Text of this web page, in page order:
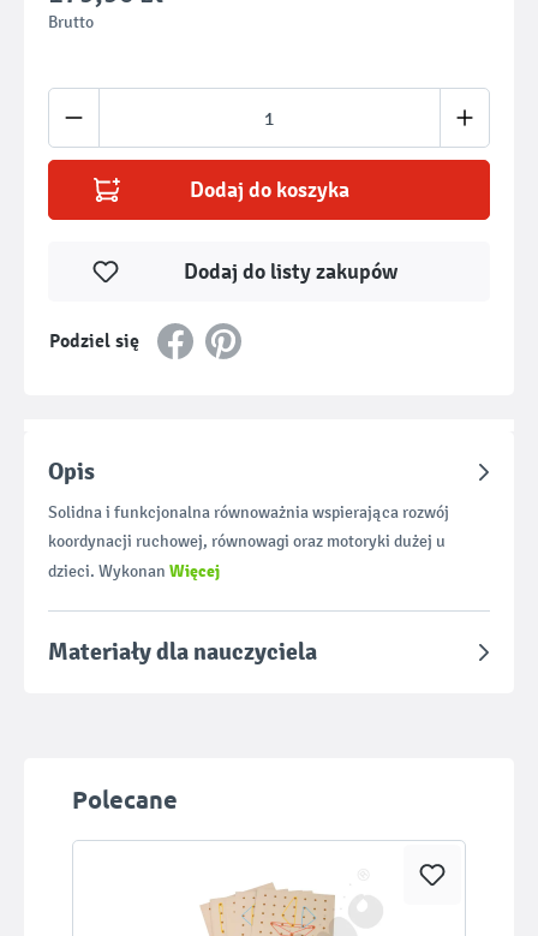
Brutto
Ilość produktu: Wprowadź żądaną ilość
Dodaj do koszyka
Podziel się
Dodaj do listy zakupów
Opis
Solidna i funkcjonalna równoważnia wspierająca rozwój
koordynacji ruchowej, równowagi oraz motoryki dużej u
dzieci. Wykonan Więcej
Materiały dla nauczyciela
Pomiń galerię produktów
Polecane